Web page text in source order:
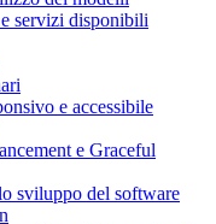
servizi disponibili
e accessibile
e Graceful
sviluppo del software